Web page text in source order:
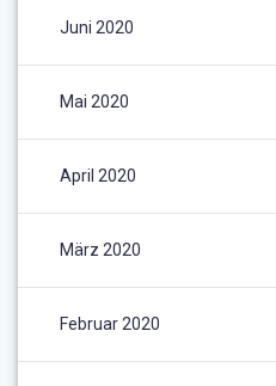
Juni 2020
Mai 2020
April 2020
März 2020
Februar 2020